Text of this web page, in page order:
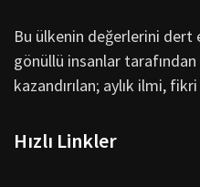
Bu ülkenin değerlerini dert
gönüllü insanlar tarafından
kazandırılan; aylık ilmi,
Hızlı Linkler